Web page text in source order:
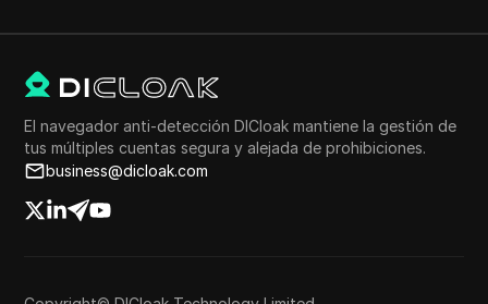
geolocalización, verificaciones de privacidad y más.
desarrollo: ¡genera direcciones IP ahora!
El navegador anti-detección DICloak mantiene la gestión de
tus múltiples cuentas segura y alejada de prohibiciones.
business@dicloak.com